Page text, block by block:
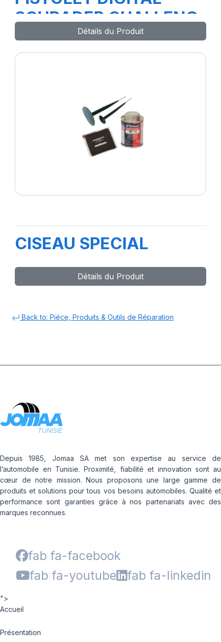
SCHRADER CHALLENG
Détails du Produit
CISEAU SPECIAL
Détails du Produit
Back to: Piéce, Produits & Outils de Réparation
Depuis 1985, Jomaa SA met son expertise au service de
l’automobile en Tunisie. Proximité, fiabilité et innovation sont au
cœur de notre mission. Nous proposons une large gamme de
produits et solutions pour tous vos besoins automobiles. Qualité et
performance sont garanties grâce à nos partenariats avec des
marques reconnues.
fab fa-facebook
fab fa-youtube
fab fa-linkedin
">
Accueil
Présentation